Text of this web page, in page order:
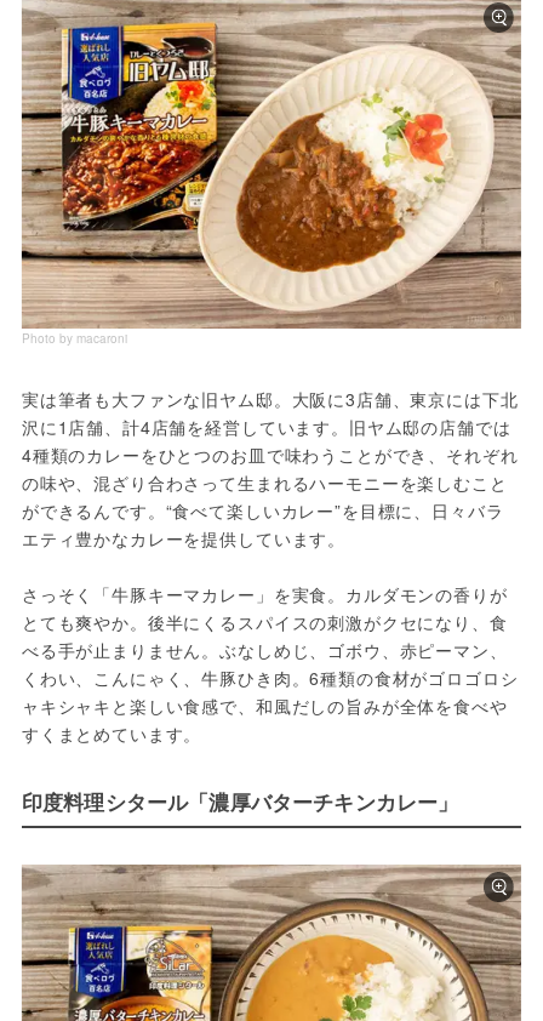
Photo by macaroni
実は筆者も大ファンな旧ヤム邸。大阪に3店舗、東京には下北
沢に1店舗、計4店舗を経営しています。旧ヤム邸の店舗では
4種類のカレーをひとつのお皿で味わうことができ、それぞれ
の味や、混ざり合わさって生まれるハーモニーを楽しむこと
ができるんです。“食べて楽しいカレー”を目標に、日々バラ
エティ豊かなカレーを提供しています。
さっそく「牛豚キーマカレー」を実食。カルダモンの香りが
とても爽やか。後半にくるスパイスの刺激がクセになり、食
べる手が止まりません。ぶなしめじ、ゴボウ、赤ピーマン、
くわい、こんにゃく、牛豚ひき肉。6種類の食材がゴロゴロシ
ャキシャキと楽しい食感で、和風だしの旨みが全体を食べや
すくまとめています。
印度料理シタール「濃厚バターチキンカレー」